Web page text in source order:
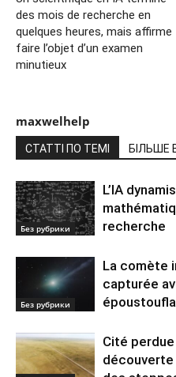
des mois de recherche en
quelques heures, mais affirme
faire l’objet d’un examen
minutieux
maxwelhelp
СТАТТІ ПО ТЕМІ БІЛЬШЕ
Без рубрики
L’IA
recherche
Без рубрики
La comète
capturée
Cité
découverte